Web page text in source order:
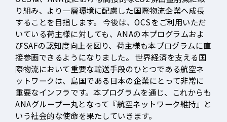
り組み、より一層環境に配慮した国際物流企業へ成長
することを目指します。 今後は、OCSをご利用いただ
いている荷主様に対しても、ANAの本プログラムおよ
びSAFの認知度向上を図り、荷主様も本プログラムに直
接参画できるようになりました。 世界経済を支える国
際物流において重要な輸送手段のひとつである航空ネ
ットワークは、島国である日本の企業にとって非常に
重要なインフラです。本プログラムを通じ、これからも
ANAグループ一丸となって『航空ネットワーク維持』と
いう社会的な使命を果たしていきます。